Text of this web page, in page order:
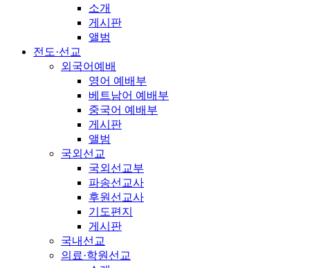
소개
게시판
앨범
전도·선교
외국어예배
영어 예배부
베트남어 예배부
중국어 예배부
게시판
앨범
국외선교
국외선교부
파송선교사
후원선교사
기도편지
게시판
국내선교
의료·학원선교